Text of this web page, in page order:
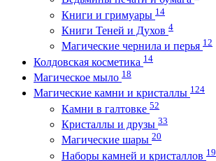
Книги и гримуары 14
Книги Теней и Духов 4
Магические чернила и перья 12
Колдовская косметика 14
Магическое мыло 18
Магические камни и кристаллы 124
Камни в галтовке 52
Кристаллы и друзы 33
Магические шары 20
Наборы камней и кристаллов 19